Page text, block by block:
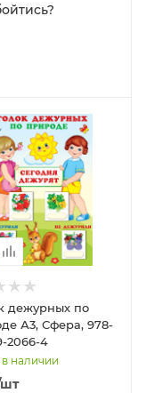
дежурных по
А3, Сфера, 978-
2066-4
в наличии